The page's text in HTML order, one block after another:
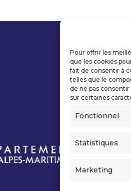
Pour offrir les
que les cookies
fait de consentir à
telles que le
de ne pas
sur certaines
Fonctionnel
Statistiques
Marketing